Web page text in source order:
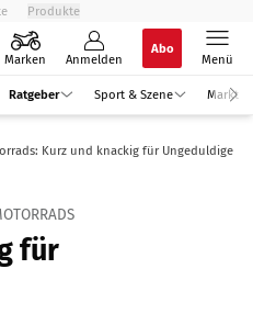
Produkte
Marken Anmelden
Abo
Menü
Ratgeber Sport & Szene Markt
Kurz und knackig für Ungeduldige
für